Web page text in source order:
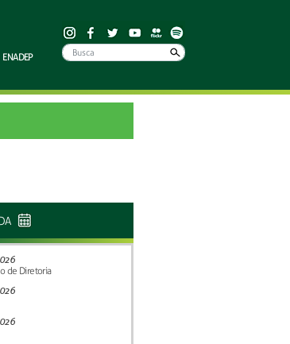
ENADEP
de Diretoria